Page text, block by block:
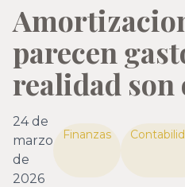
parecen
realidad son
24 de
marzo
de
2026
Finanzas